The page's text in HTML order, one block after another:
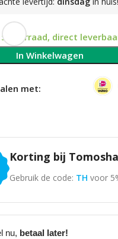
voorraad, direct
In Winkelwagen
met:
Korting bij
Gebruik de code: TH voor
nu, betaal later!